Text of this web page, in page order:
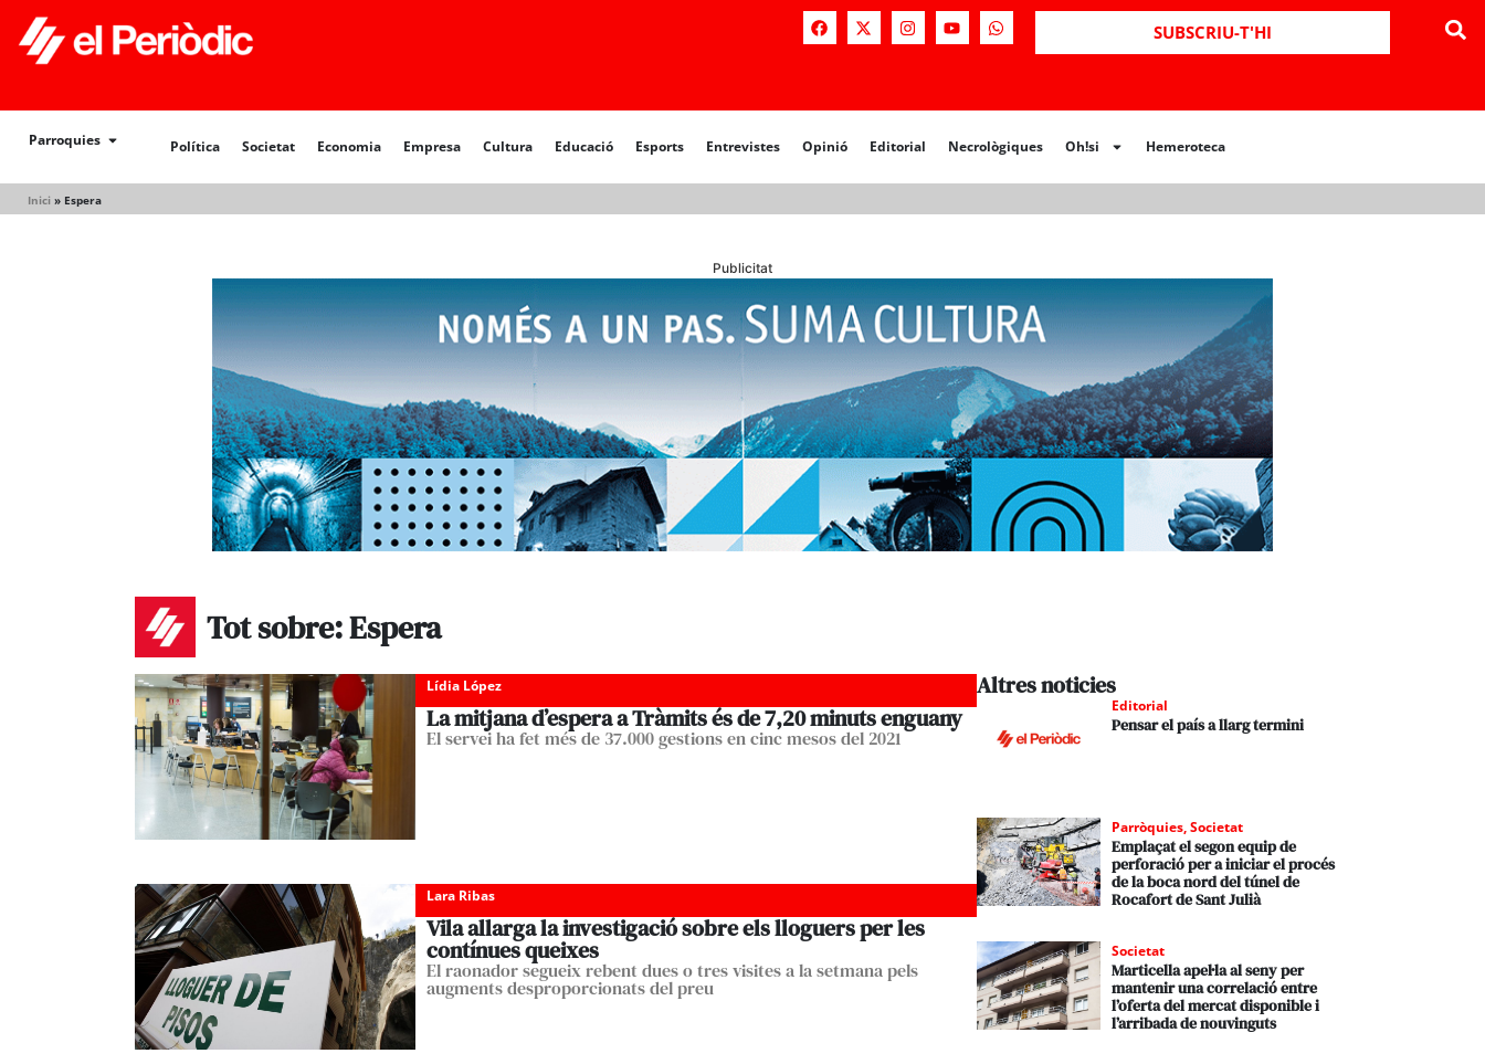
SUBSCRIU-T'HI
Parroquies Política Societat Economia Empresa Cultura Educació Esports Entrevistes Opinió Editorial Necrològiques Oh!si Hemeroteca
Inici » Espera
Política Societat Opinió Editorial Necrològiques Hemeroteca
Publicitat
Tot sobre: Espera
Lídia López
La mitjana d’espera a Tràmits és de 7,20 minuts enguany
El servei ha fet més de 37.000 gestions en cinc mesos del 2021
Lara Ribas
Vila allarga la investigació sobre els lloguers per les
contínues queixes
El raonador segueix rebent dues o tres visites a la setmana pels
augments desproporcionats del preu
Altres noticies
Editorial
Pensar el país a llarg termini
Parròquies,Societat
Emplaçat el segon equip de
perforació per a iniciar el procés
de la boca nord del túnel de
Rocafort de Sant Julià
Societat
Marticella apel·la al seny per
mantenir una correlació entre
l’oferta del mercat disponible i
l’arribada de nouvinguts